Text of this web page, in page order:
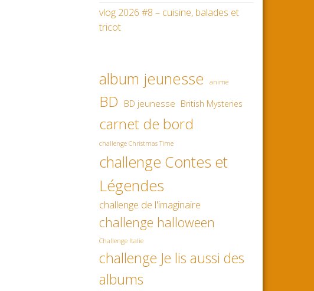
vlog 2026 #8 – cuisine, balades et
tricot
album jeunesse anime
BD BD jeunesse British Mysteries
carnet de bord
challenge Christmas Time
challenge Contes et
Légendes
challenge de l'imaginaire
challenge halloween
Challenge Italie
challenge Je lis aussi des
albums